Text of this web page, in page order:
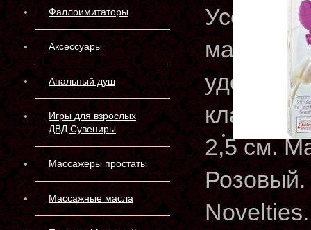
Фаллоимитаторы
Аксессуары
Анальный душ
Игры для взрослых
ДВД Сувениры
Массажеры простаты
Массажные масла
удобное
2,5 см.
Розовый.
Novelties.